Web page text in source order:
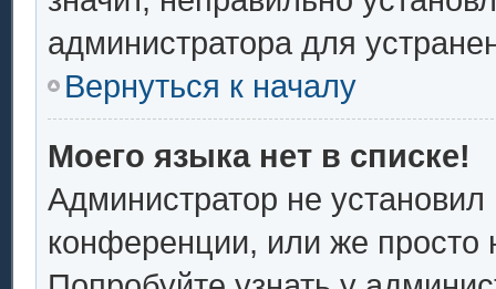
администратора для
Вернуться к началу
Моего языка нет в списке!
Администратор не
конференции, или же просто